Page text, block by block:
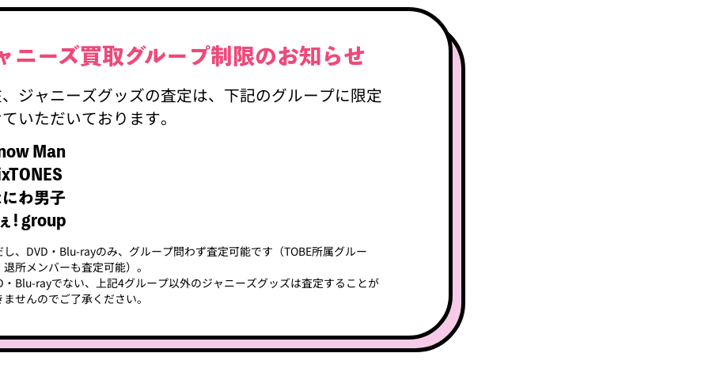
ジャニーズ買取
現在、ジャニーズグッズの査定は、下記のグループに限定
させていただいております。
・Snow Man
・SixTONES
・Aぇ! group